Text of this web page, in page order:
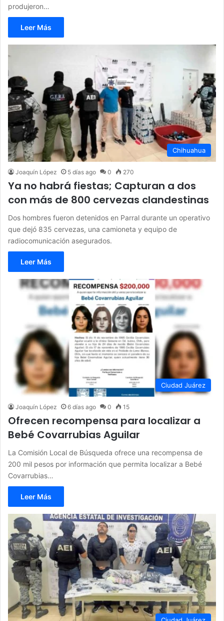
produjeron…
Leer Más
Chihuahua
Joaquín López 5 días ago 0 270
Ya no habrá fiestas; Capturan a dos
con más de 800 cervezas clandestinas
Dos hombres fueron detenidos en Parral durante un operativo
que dejó 835 cervezas, una camioneta y equipo de
radiocomunicación asegurados.
Leer Más
Ciudad Juárez
Joaquín López 6 días ago 0 15
Ofrecen recompensa para localizar a
Bebé Covarrubias Aguilar
La Comisión Local de Búsqueda ofrece una recompensa de
200 mil pesos por información que permita localizar a Bebé
Covarrubias…
Leer Más